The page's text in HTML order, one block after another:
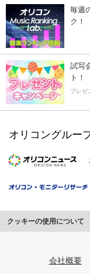
毎週
ク！
試写
ト！
プレゼ
オリコングルー
クッキーの使用について
このサイトでは Cookie
行っています。会社概要